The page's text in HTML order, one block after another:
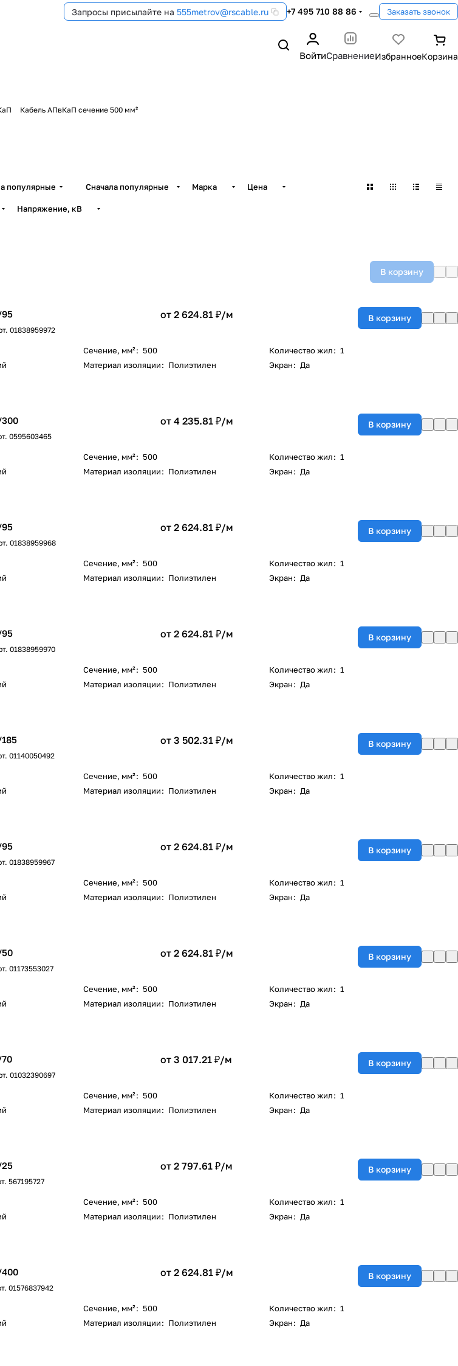
Запросы присылайте на 555metrov@rscable.ru +7 495 710 88 86 Заказать звонок
ВойтиСравнение
Кабель АПвКаП сечение 500 мм²
популярные Сначала популярные Марка Цена
Напряжение, кВ
В корзину
01838959972
от 2 624.81 ₽/м В корзину
Сечение, мм²: 500 Количество жил: 1
Материал изоляции: Полиэтилен Экран: Да
0595603465
от 4 235.81 ₽/м В корзину
Сечение, мм²: 500 Количество жил: 1
Материал изоляции: Полиэтилен Экран: Да
01838959968
от 2 624.81 ₽/м В корзину
Сечение, мм²: 500 Количество жил: 1
Материал изоляции: Полиэтилен Экран: Да
01838959970
от 2 624.81 ₽/м В корзину
Сечение, мм²: 500 Количество жил: 1
Материал изоляции: Полиэтилен Экран: Да
01140050492
от 3 502.31 ₽/м В корзину
Сечение, мм²: 500 Количество жил: 1
Материал изоляции: Полиэтилен Экран: Да
01838959967
от 2 624.81 ₽/м В корзину
Сечение, мм²: 500 Количество жил: 1
Материал изоляции: Полиэтилен Экран: Да
01173553027
от 2 624.81 ₽/м В корзину
Сечение, мм²: 500 Количество жил: 1
Материал изоляции: Полиэтилен Экран: Да
01032390697
от 3 017.21 ₽/м В корзину
Сечение, мм²: 500 Количество жил: 1
Материал изоляции: Полиэтилен Экран: Да
567195727
от 2 797.61 ₽/м В корзину
Сечение, мм²: 500 Количество жил: 1
Материал изоляции: Полиэтилен Экран: Да
01576837942
от 2 624.81 ₽/м В корзину
Сечение, мм²: 500 Количество жил: 1
Материал изоляции: Полиэтилен Экран: Да